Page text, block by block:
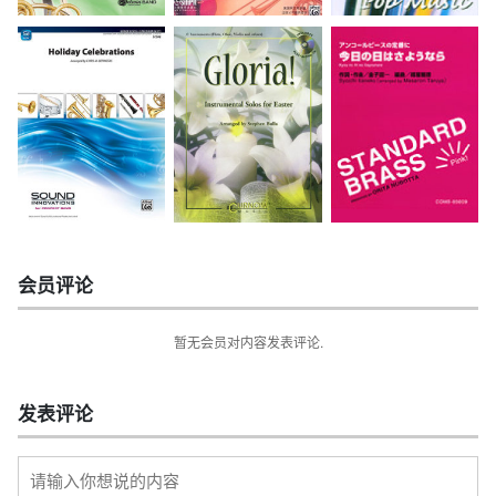
会员评论
暂无会员对内容发表评论.
发表评论